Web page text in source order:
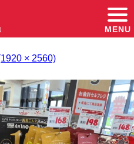
MENU
× 2560)